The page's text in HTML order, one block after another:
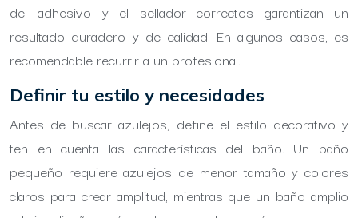
del adhesivo y el sellador correctos garantizan un
resultado duradero y de calidad. En algunos casos, es
recomendable recurrir a un profesional.
Definir tu estilo y necesidades
Antes de buscar azulejos, define el estilo decorativo y
ten en cuenta las características del baño. Un baño
pequeño requiere azulejos de menor tamaño y colores
claros para crear amplitud, mientras que un baño amplio